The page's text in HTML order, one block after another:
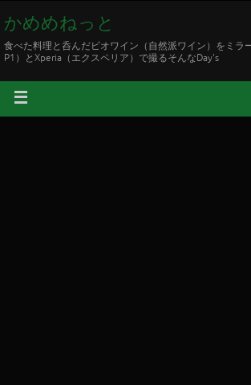
かめめねっと
食べた料理と呑んだビオワイン（自然派ワイン）をミラ
P1）とXperia（エクスペリア）で撮るそんなDay's